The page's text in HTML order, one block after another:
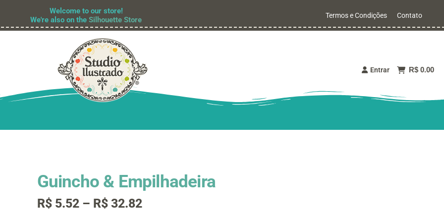
Welcome to our store!
We're also on theSilhouette Store Termos e Condições Contato
Entrar R$ 0.00
Guincho & Empilhadeira
R$5.52 – R$32.82Faixa